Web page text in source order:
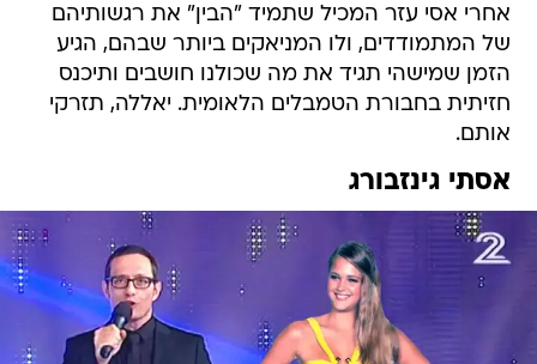
אחרי אסי עזר המכיל שתמיד "הבין" את רגשותיהם
של המתמודדים, ולו המניאקים ביותר שבהם, הגיע
הזמן שמישהי תגיד את מה שכולנו חושבים ותיכנס
חזיתית בחבורת הטמבלים הלאומית. יאללה, תזרקי
אותם.
אסתי גינזבורג